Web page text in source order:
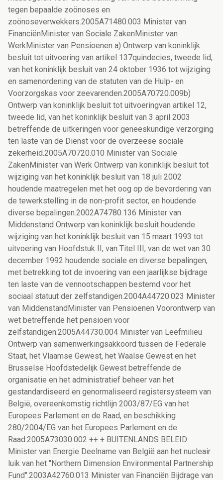
tegen bepaalde zoönoses en
zoönoseverwekkers.2005A71480.003 Minister van
FinanciënMinister van Sociale ZakenMinister van
WerkMinister van Pensioenen a) Ontwerp van koninklijk
besluit tot uitvoering van artikel 137quindecies, tweede lid,
van het koninklijk besluit van 24 oktober 1936 tot wijziging
en samenordening van de statuten van de Hulp- en
Voorzorgskas voor zeevarenden.2005A70720.009b)
Ontwerp van koninklijk besluit tot uitvoeringvan artikel 12,
tweede lid, van het koninklijk besluit van 3 april 2003
betreffende de uitkeringen voor geneeskundige verzorging
ten laste van de Dienst voor de overzeese sociale
zekerheid.2005A70720.010 Minister van Sociale
ZakenMinister van Werk Ontwerp van koninklijk besluit tot
wijziging van het koninklijk besluit van 18 juli 2002
houdende maatregelen met het oog op de bevordering van
de tewerkstelling in de non-profit sector, en houdende
diverse bepalingen.2002A74780.136 Minister van
Middenstand Ontwerp van koninklijk besluit houdende
wijziging van het koninklijk besluit van 15 maart 1993 tot
uitvoering van Hoofdstuk II, van Titel III, van de wet van 30
december 1992 houdende sociale en diverse bepalingen,
met betrekking tot de invoering van een jaarlijkse bijdrage
ten laste van de vennootschappen bestemd voor het
sociaal statuut der zelfstandigen.2004A44720.023 Minister
van MiddenstandMinister van Pensioenen Voorontwerp van
wet betreffende het pensioen voor
zelfstandigen.2005A44730.004 Minister van Leefmilieu
Ontwerp van samenwerkingsakkoord tussen de Federale
Staat, het Vlaamse Gewest, het Waalse Gewest en het
Brusselse Hoofdstedelijk Gewest betreffende de
organisatie en het administratief beheer van het
gestandardiseerd en genormaliseerd registersysteem van
België, overeenkomstig richtlijn 2003/87/EG van het
Europees Parlement en de Raad, en beschikking
280/2004/EG van het Europees Parlement en de
Raad.2005A73030.002 ++ + BUITENLANDS BELEID
Minister van Energie Deelname van België aan het nucleair
luik van het "Northern Dimension Environmental Partnership
Fund".2003A42760.013 Minister van Financiën Bijdrage van